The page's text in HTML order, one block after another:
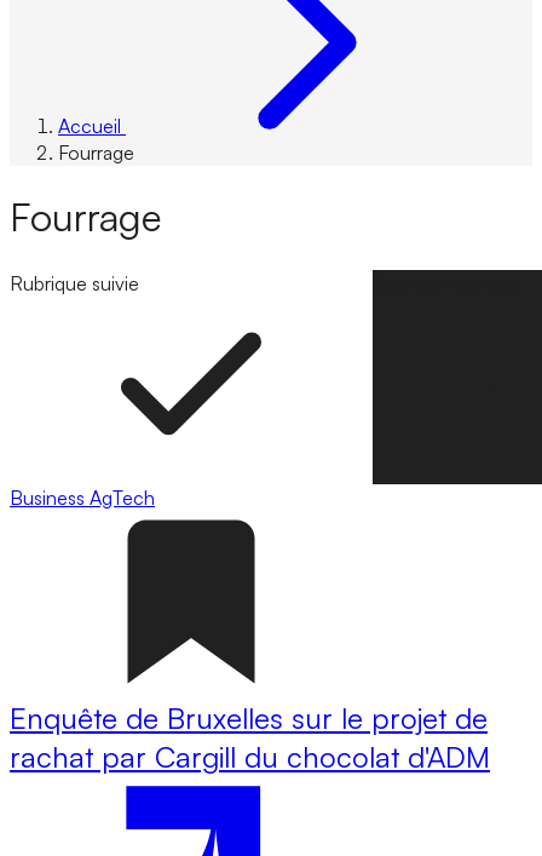
Accueil
Fourrage
Fourrage
Rubrique suivie
Business AgTech
Enquête de Bruxelles sur le projet de
rachat par Cargill du chocolat d'ADM